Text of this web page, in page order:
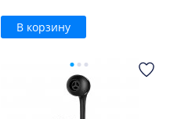
В корзину